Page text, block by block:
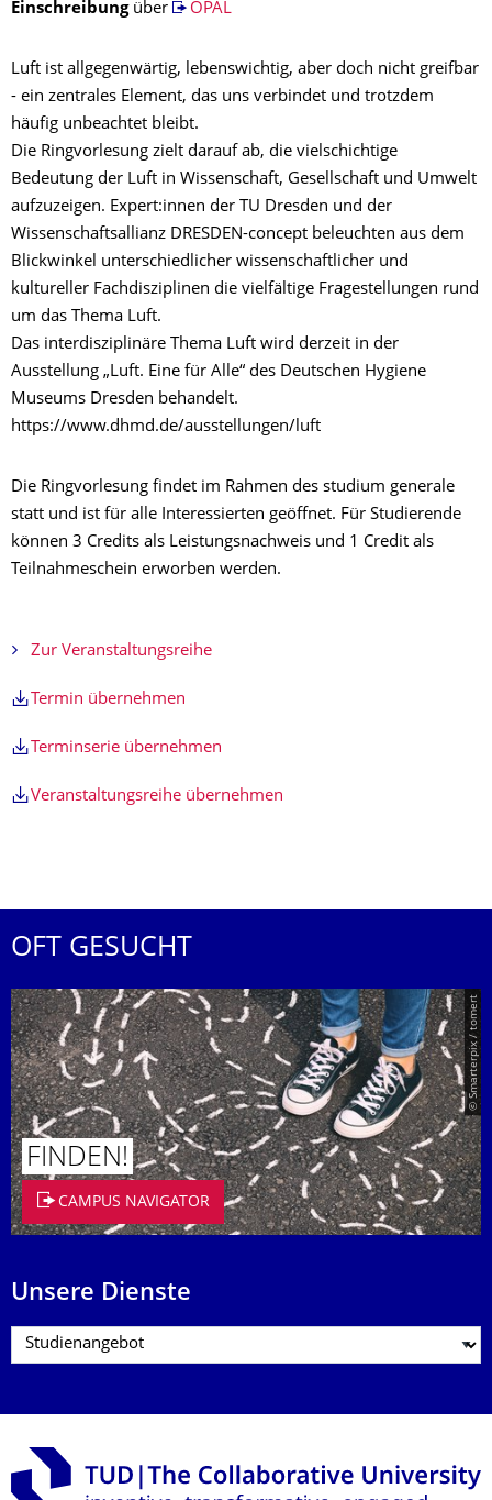
Einschreibung über OPAL
Luft ist allgegenwärtig, lebenswichtig, aber doch nicht greifbar
- ein zentrales Element, das uns verbindet und trotzdem
häufig unbeachtet bleibt.
Die Ringvorlesung zielt darauf ab, die vielschichtige
Bedeutung der Luft in Wissenschaft, Gesellschaft und Umwelt
aufzuzeigen. Expert:innen der TU Dresden und der
Wissenschaftsallianz DRESDEN-concept beleuchten aus dem
Blickwinkel unterschiedlicher wissenschaftlicher und
kultureller Fachdisziplinen die vielfältige Fragestellungen rund
um das Thema Luft.
Das interdisziplinäre Thema Luft wird derzeit in der
Ausstellung „Luft. Eine für Alle“ des Deutschen Hygiene
Museums Dresden behandelt.
https://www.dhmd.de/ausstellungen/luft
Die Ringvorlesung findet im Rahmen des studium generale
statt und ist für alle Interessierten geöffnet. Für Studierende
können 3 Credits als Leistungsnachweis und 1 Credit als
Teilnahmeschein erworben werden.
Zur Veranstaltungsreihe
Termin übernehmen
Terminserie übernehmen
Veranstaltungsreihe übernehmen
OFT GESUCHT
© Smarterpix / tomert
FINDEN!
CAMPUS NAVIGATOR
Unsere Dienste